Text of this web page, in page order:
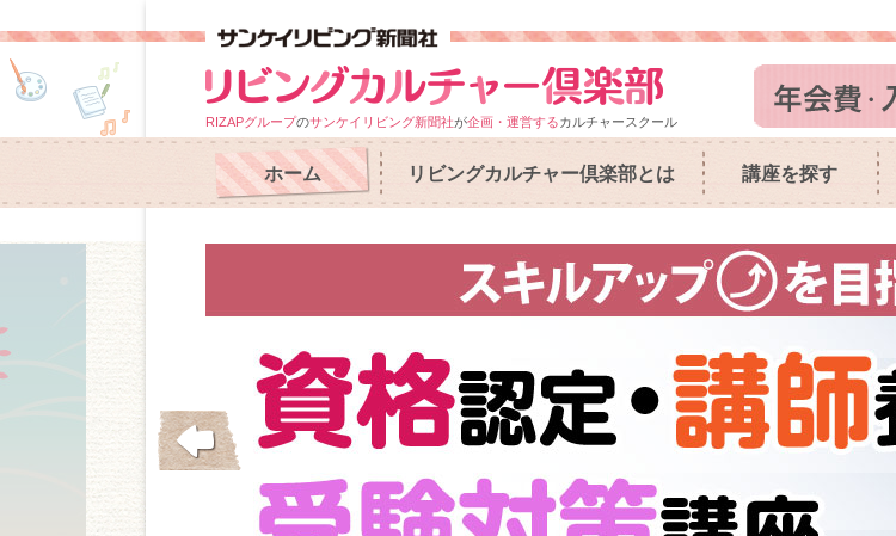
RIZAPグループのサンケイリビング新聞社が企画・運営するカルチャースクール
ホーム リビングカルチャー倶楽部とは 講座を探す